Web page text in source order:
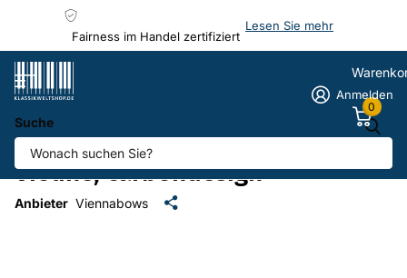
Fairness im Handel zertifiziert
Lesen Sie mehr
Suche
Anmelden
0
Karbonbogen Viennabow
Violine, carbondesign
Anbieter Viennabows